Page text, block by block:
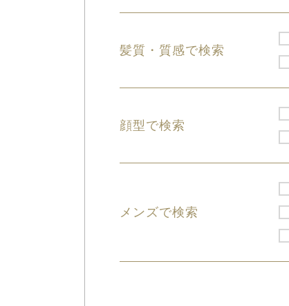
髪質・質感で検索
顔型で検索
メンズで検索